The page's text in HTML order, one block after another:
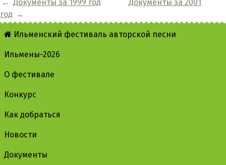
← Документы за 1999 год
Документы за 2001
год →
Ильменский фестиваль авторской песни
Ильмены-2026
О фестивале
Конкурс
Как добраться
Новости
Документы